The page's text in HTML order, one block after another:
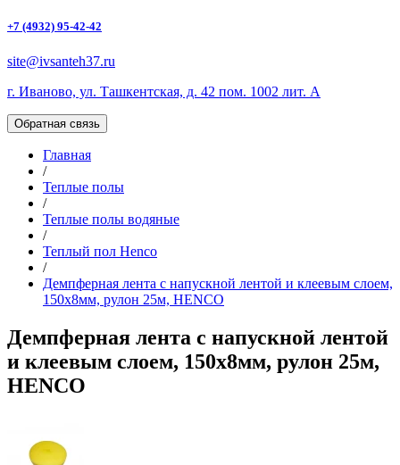
+7 (4932) 95-42-42
site@ivsanteh37.ru
г. Иваново, ул. Ташкентская, д. 42 пом. 1002 лит. А
Обратная связь
Главная
/
Теплые полы
/
Теплые полы водяные
/
Теплый пол Henco
/
Демпферная лента с напускной лентой и клеевым слоем,
150x8мм, рулон 25м, HENCO
Демпферная лента с напускной лентой
и клеевым слоем, 150x8мм, рулон 25м,
HENCO